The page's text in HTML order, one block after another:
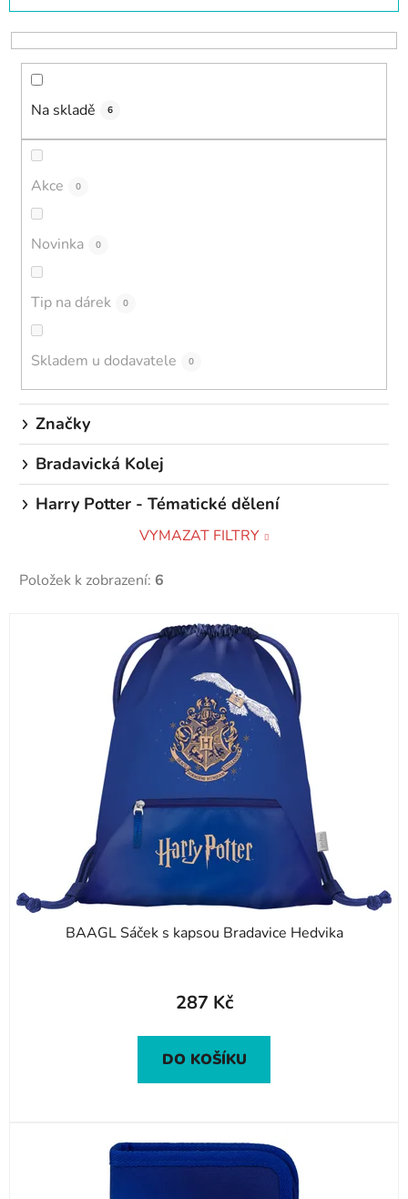
z
e
Na skladě 6
Akce 0
Novinka 0
Tip na dárek 0
Skladem u dodavatele 0
Značky
Bradavická Kolej
Harry Potter - Tématické dělení
VYMAZAT FILTRY
Položek k zobrazení: 6
ů
BAAGL Sáček s kapsou Bradavice Hedvika
287 Kč
DO KOŠÍKU